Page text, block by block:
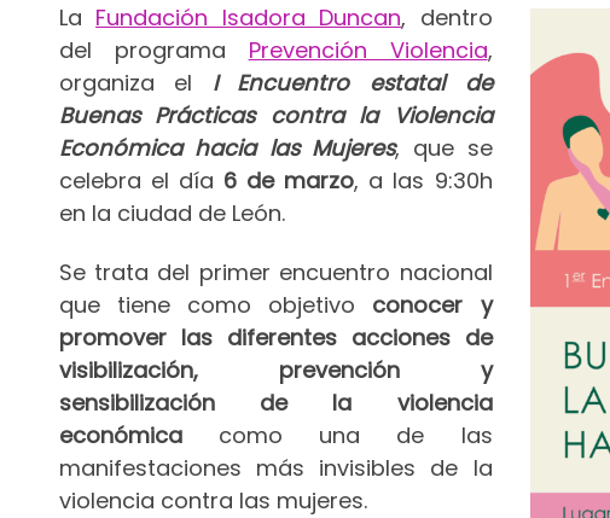
La Fundación Isadora Duncan, dentro
del programa Prevención Violencia,
organiza el I Encuentro estatal de
Buenas Prácticas contra la Violencia
Económica hacia las Mujeres, que se
celebra el día 6 de marzo, a las 9:30h
en la ciudad de León.
Se trata del primer encuentro nacional
que tiene como objetivo conocer y
promover las diferentes acciones de
visibilización, prevención y
sensibilización de la violencia
económicacomo una de las
manifestaciones más invisibles de la
violencia contra las mujeres.